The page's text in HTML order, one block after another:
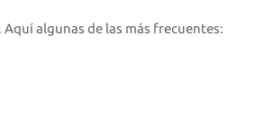
algunas de las más frecuentes: